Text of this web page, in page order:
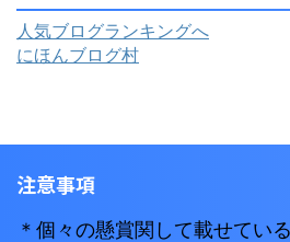
人気ブログランキングへ
にほんブログ村
注意事項
＊個々の懸賞関して載せてい